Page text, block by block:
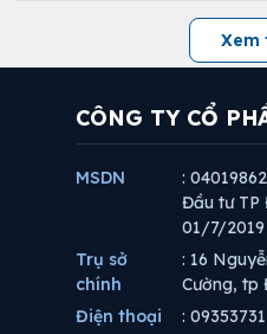
Xem
CÔNG TY CỔ
MSDN
:
Đầu tư
01/7/2019
Trụ sở
chính
: 16
Cường, tp
Điện thoại
: